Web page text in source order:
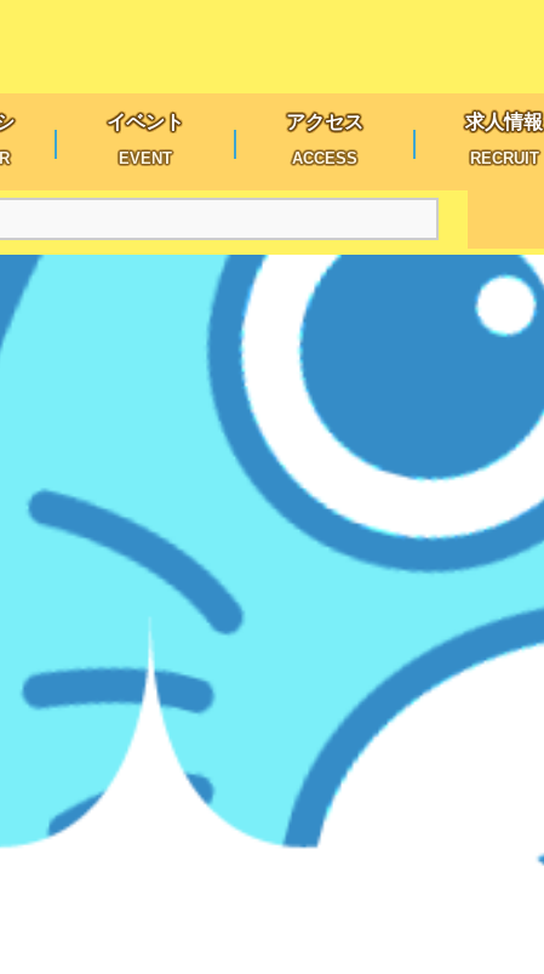
イベント
EVENT
アクセス
ACCESS
求人情報
RECRUIT